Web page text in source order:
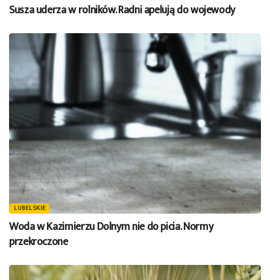
Susza uderza w rolników. Radni apelują do wojewody
LUBELSKIE
Woda w Kazimierzu Dolnym nie do picia. Normy
przekroczone